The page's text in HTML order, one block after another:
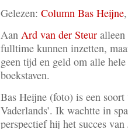
Gelezen: Column Bas Heijne,
Aan Ard van der Steur alleen
fulltime kunnen inzetten,
geen tijd en geld om alle
boekstaven.
Bas Heijne (foto) is een soort
Vaderlands’. Ik wachtte in
perspectief hij het succes